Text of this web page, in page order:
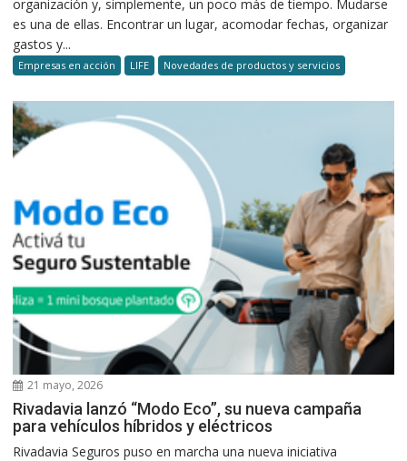
organización y, simplemente, un poco más de tiempo. Mudarse
es una de ellas. Encontrar un lugar, acomodar fechas, organizar
gastos y...
Empresas en acción LIFE Novedades de productos y servicios
21 mayo, 2026
Rivadavia lanzó “Modo Eco”, su nueva campaña
para vehículos híbridos y eléctricos
Rivadavia Seguros puso en marcha una nueva iniciativa